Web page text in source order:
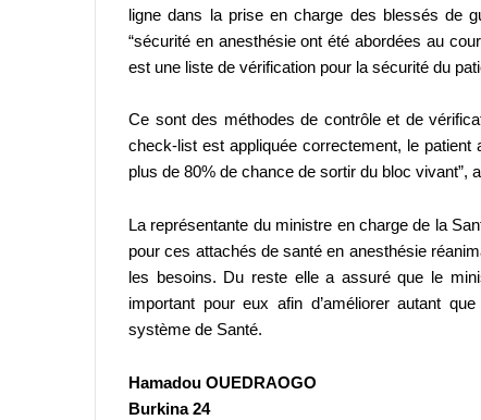
ligne dans la prise en charge des blessés de
“sécurité en anesthésie ont été abordées au
est une liste de vérification pour la sécurité du
Ce sont des méthodes de contrôle et de
check-list est appliquée correctement, le patient
plus de 80% de chance de sortir du bloc vivant”,
La représentante du ministre en charge de la
pour ces attachés de santé en anesthésie
les besoins. Du reste elle a assuré que le
important pour eux afin d’améliorer autant
système de Santé.
Hamadou OUEDRAOGO
Burkina 24